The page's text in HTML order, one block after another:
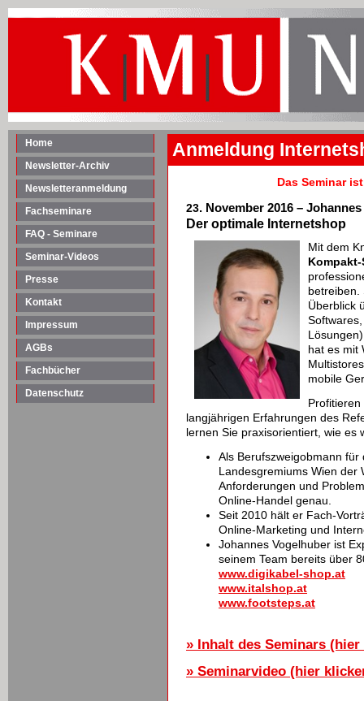
Home
Newsletter-Archiv
Newsletteranmeldung
Fachseminare
FAQ - Seminare
Seminar-Videos
Presse
Kontakt
Impressum
AGBs
Fachbücher
Datenschutz
Anmeldung
Das Seminar
23. November 2016 –
Der optimale Internetshop
Mit dem
betreiben.
Überblick
hat es mit
mobile
langjährigen Erfahrungen des
lernen Sie praxisorientiert, wie es
Als Berufszweigobmann
Landesgremiums Wien der
Anforderungen und
Online-Handel genau.
Seit 2010 hält er Fach-
Online-Marketing und
Johannes Vogelhuber ist
seinem Team bereits über
www.digikabel-shop.at
www.italshop.at
www.footsteps.at
» Inhalt des Seminars
» Seminarvideo (hier